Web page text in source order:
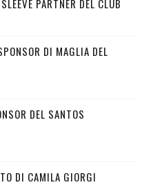
PARTNER DEL CLUB
DI MAGLIA DEL
DEL SANTOS
DI CAMILA GIORGI